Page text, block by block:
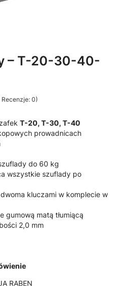
– T-20-30-40-
0)
T-20, T-30, T-40
prowadnicach
do 60 kg
wszystkie szuflady po
kluczami w komplecie w
gumową matą tłumiącą
2,0 mm
RABEN